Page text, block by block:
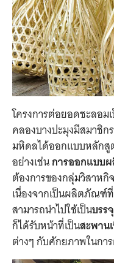
โครงการต่อยอดชะลอ
คลองบางปะมุงมีสมาชิก
มหิดลได้ออกแบบหลักสู
อย่างเช่นการออกแบบ
ต้องการของกลุ่มวิสาหกิ
เนื่องจากเป็นผลิตภัณฑ์
สามารถนำไปใช้เป็นบร
ก็ได้รับหน้าที่เป็นสะพาน
ต่างๆ กับศักยภาพในกา